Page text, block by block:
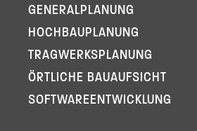
GENERAL­PLANUNG
HOCHBAUPLANUNG
TRAGWERKSPLANUNG
ÖRTLICHE BAUAUFSICHT
SOFTWARE­ENTWICKLUNG